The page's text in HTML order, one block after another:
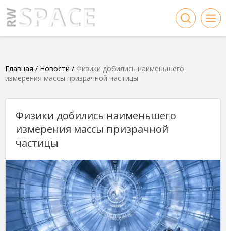
Главная / Новости / Физики добились наименьшего
измерения массы призрачной частицы
Физики добились наименьшего
измерения массы призрачной
частицы